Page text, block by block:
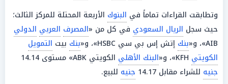
وتطابقت القراءات تماماً في البنوك الأربعة المحتلة للمركز الثالث؛
حيث سجل الريال السعودي في كل من «المصرف العربي الدولي
AIB»، و«
بنك إتش إس بي سي HSBC»، و« بنك بيت التمويل
الكويتي
البنك الأهلي الكويتي ABK» مستوى 14.14
جنيه للشراء مقابل 14.17 جنيه للبيع.